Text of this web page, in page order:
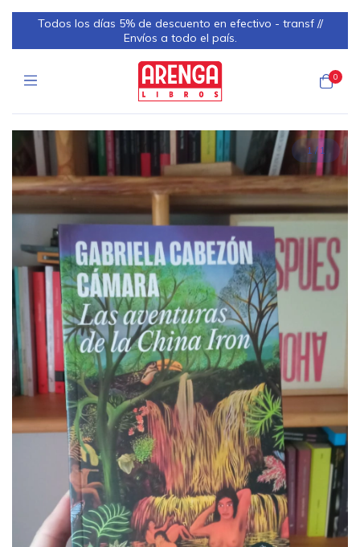
Todos los días 5% de descuento en efectivo - transf //
Envíos a todo el país.
0
1/ 1